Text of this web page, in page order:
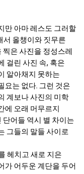
만 아마 레스도 그러할
서 올챙이와 짓무른
은 사진을 정성스레
걸린 사진 속, 혹은
알아채지 못하는
요는 없다. 그런 것은
계보나 사진의 미학
에 오래 머무르지
단어들 역시 별 차이는
그들의 말들 사이로
헤치고 새로 지은
가 어두운 계단을 두어